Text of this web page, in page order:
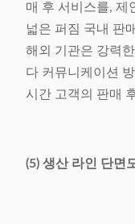
매 후 서비스를, 제
넓은 퍼짐 국내 판
해외 기관은 강력
다 커뮤니케이션
시간 고객의 판매
(5) 생산 라인 단면